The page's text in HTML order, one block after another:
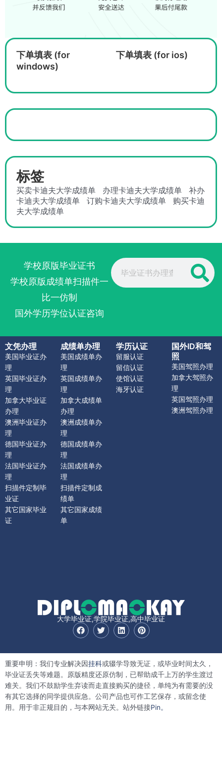
下单填表 (for
windows)
下单填表 (for ios)
标签
买卖卡迪夫大学成绩单 办理卡迪夫大学成绩单
补办
卡迪夫大学成绩单
订购卡迪夫大学成绩单
购买卡迪
夫大学成绩单
学校原版毕业证书
学校原版成绩单扫描件一
比一仿制
国外学历学位认证咨询
Search
文凭办理
美国毕业证办
理
英国毕业证办
理
加拿大毕业证
办理
澳洲毕业证办
理
德国毕业证办
理
法国毕业证办
理
扫描件定制毕
业证
其它国家毕业
证
成绩单办理
美国成绩单办
理
英国成绩单办
理
加拿大成绩单
办理
澳洲成绩单办
理
德国成绩单办
理
法国成绩单办
理
扫描件定制成
绩单
其它国家成绩
单
学历认证
留服认证
留信认证
使馆认证
海牙认证
国外ID和驾
照
美国驾照办理
加拿大驾照办
理
英国驾照办理
澳洲驾照办理
大学毕业证,学院毕业证,高中毕业证
F
a
o
o
k
T
w
t
e
r
L
i
d
i
n
P
i
r
e
s
t
重要申明：我们专业解决因挂科或辍学导致无证，或毕业时间太久，
毕业证丢失等难题。原版精度还原仿制，已帮助成千上万的学生渡过
难关。我们不鼓励学生弃读而走直接购买的捷径，单纯为有需要的没
有其它选择的同学提供应急。公司产品也可作工艺保存，或留念使
用。用于非正规目的，与本网站无关。站外链接Pin。